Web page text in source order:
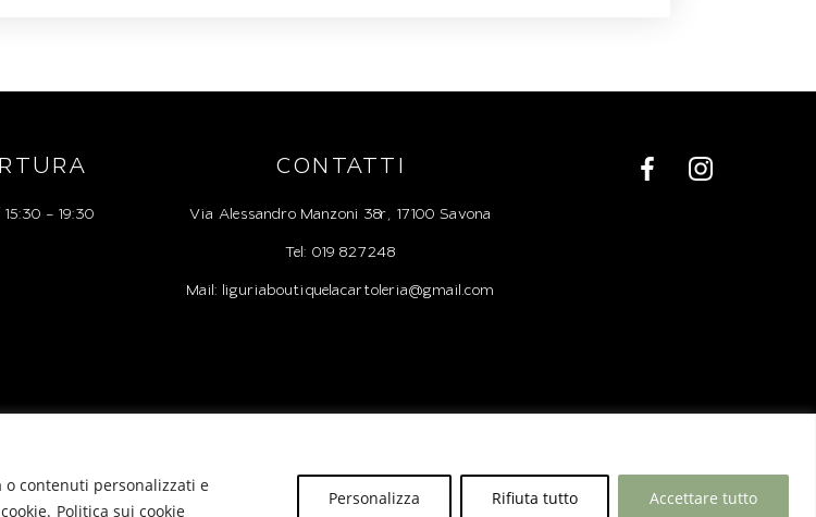
contenuti personalizzati e
Politica sui cookie
Personalizza Rifiuta tutto Accettare tutto
– 19:30
CONTATTI
Via Alessandro Manzoni 38r, 17100 Savona
Tel: 019 827248
Mail: liguriaboutiquelacartoleria@gmail.com